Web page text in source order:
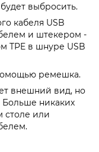
выбросить.
кабеля USB
и штекером -
TPE в шнуре USB
ремешка.
внешний вид, но
Больше никаких
столе или